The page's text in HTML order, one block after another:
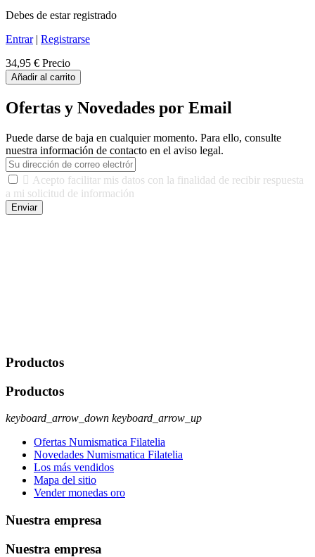
Debes de estar registrado
Entrar| Registrarse
34,95 € Precio
Añadir al carrito
Ofertas y Novedades por Email
Puede darse de baja en cualquier momento. Para ello, consulte
nuestra información de contacto en el aviso legal.
 Acepto facilitar mis datos con la finalidad de recibir respuesta
a mi solicitud de información
Enviar
Productos
Productos
keyboard_arrow_down keyboard_arrow_up
Ofertas Numismatica Filatelia
Novedades Numismatica Filatelia
Los más vendidos
Mapa del sitio
Vender monedas oro
Nuestra empresa
Nuestra empresa